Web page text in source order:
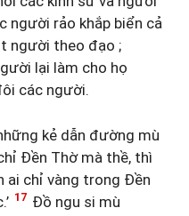
người rảo khắp biển cả
người theo đạo ;
lại làm cho họ
các người.
kẻ dẫn đường mù
Đền Thờ mà thề, thì
ai chỉ vàng trong Đền
17 Đồ ngu si mù